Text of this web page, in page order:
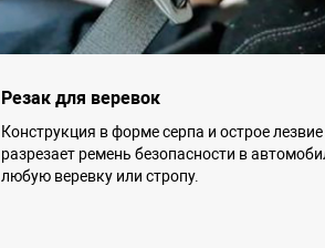
Резак для веревок
Конструкция в форме серпа и острое лезвие
разрезает ремень безопасности в
любую веревку или стропу.